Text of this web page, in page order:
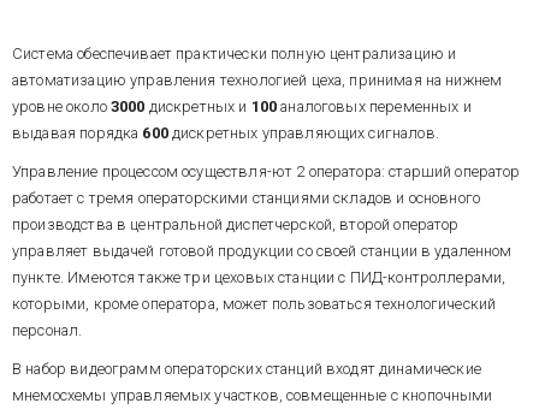
Система обеспечивает практически полную централизацию и
автоматизацию управления технологией цеха, принимая на нижнем
уровне около 3000 дискретных и 100аналоговых переменных и
выдавая порядка 600дискретных управляющих сигналов.
Управление процессом осуществля-ют 2 оператора: старший оператор
работает с тремя операторскими станциями складов и основного
производства в центральной диспетчерской, второй оператор
управляет выдачей готовой продукции со своей станции в удаленном
пункте. Имеются также три цеховых станции с ПИД-контроллерами,
которыми, кроме оператора, может пользоваться технологический
персонал.
В набор видеограмм операторских станций входят динамические
мнемосхемы управляемых участков, совмещенные с кнопочными